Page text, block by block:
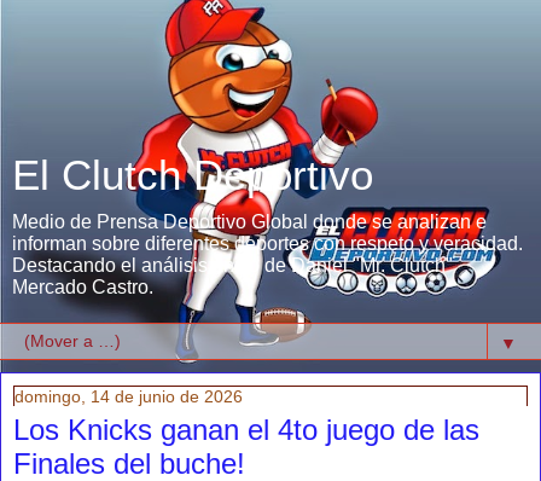
El Clutch Deportivo
Medio de Prensa Deportivo Global donde se analizan e
informan sobre diferentes deportes con respeto y veracidad.
Destacando el análisis único de Daniel "Mr. Clutch"
Mercado Castro.
▼
domingo, 14 de junio de 2026
Los Knicks ganan el 4to juego de las
Finales del buche!